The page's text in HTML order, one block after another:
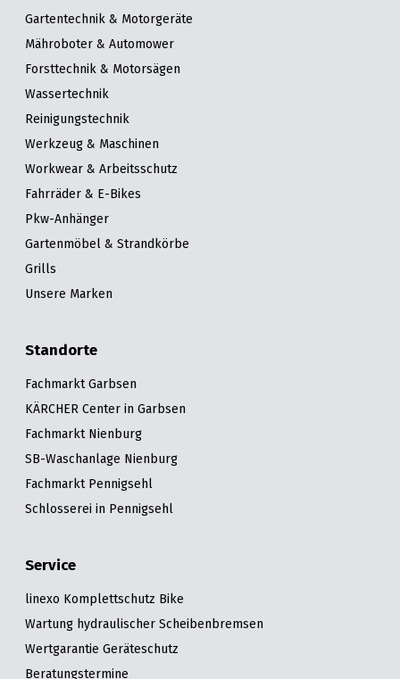
Gartentechnik & Motorgeräte
Mähroboter & Automower
Forsttechnik & Motorsägen
Wassertechnik
Reinigungstechnik
Werkzeug & Maschinen
Workwear & Arbeitsschutz
Fahrräder & E-Bikes
Pkw-Anhänger
Gartenmöbel & Strandkörbe
Grills
Unsere Marken
Standorte
Fachmarkt Garbsen
KÄRCHER Center in Garbsen
Fachmarkt Nienburg
SB-Waschanlage Nienburg
Fachmarkt Pennigsehl
Schlosserei in Pennigsehl
Service
linexo Komplettschutz Bike
Wartung hydraulischer Scheibenbremsen
Wertgarantie Geräteschutz
Beratungstermine